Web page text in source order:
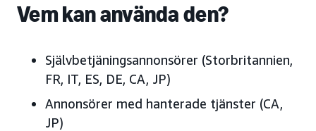
Vem kan använda den?
Självbetjäningsannonsörer (Storbritannien,
FR, IT, ES, DE, CA, JP)
Annonsörer med hanterade tjänster (CA,
JP)